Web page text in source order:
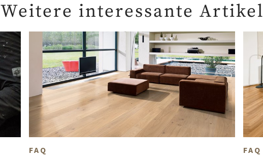
Weitere interessante Artikel
FAQ FAQ